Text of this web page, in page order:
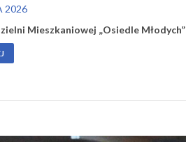
2026
Mieszkaniowej „Osiedle Młodych”